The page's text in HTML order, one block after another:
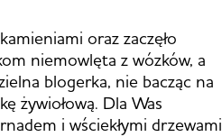
oraz zaczęło
niemowlęta z wózków, a
blogerka, nie bacząc na
żywiołową. Dla Was
i wściekłymi drzewami